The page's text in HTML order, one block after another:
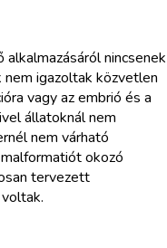
nincsenek
igazoltak közvetlen
vagy az embrió és a
állatoknál nem
nem várható
okozó
tervezett